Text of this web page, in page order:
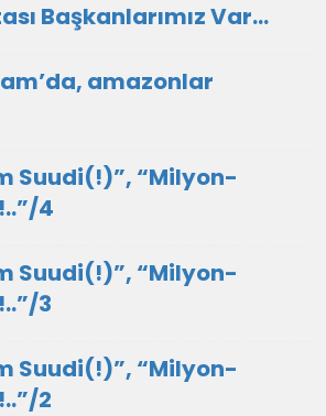
Başkanlarımız Var…
amazonlar
Suudi(!)”, “Milyon-
4
Suudi(!)”, “Milyon-
3
Suudi(!)”, “Milyon-
2